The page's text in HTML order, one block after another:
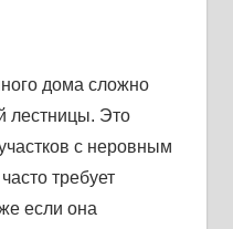
дома сложно
лестницы. Это
с неровным
требует
если она